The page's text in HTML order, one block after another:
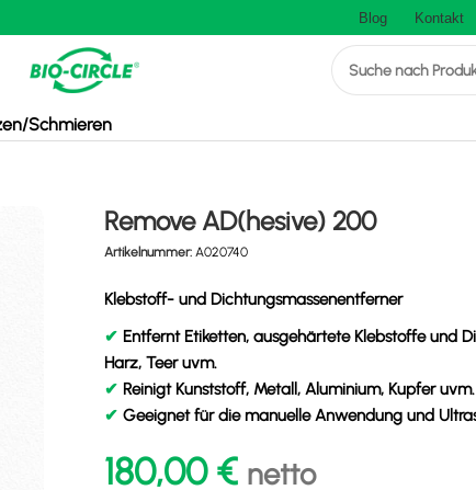
Blog Kontakt
Schmieren
Remove AD(hesive) 200
Artikelnummer: A020740
Klebstoff- und Dichtungsmassenentferner
✔ Entfernt Etiketten, ausgehärtete Klebstoffe und
Harz, Teer uvm.
✔ Reinigt Kunststoff, Metall, Aluminium, Kupfer uvm.
✔ Geeignet für die manuelle Anwendung und
180,00€ netto